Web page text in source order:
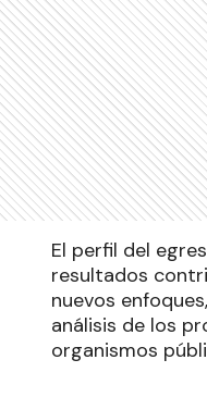
El perfil del
resultados
nuevos
análisis de los
organismos